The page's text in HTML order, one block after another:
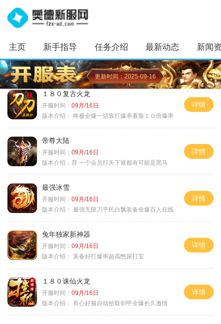
主页 新手指导 任务介绍 最新动态 新闻
更新时间：2025-09-16
１８０复古火龙
开服时间： 09月/16日
版本介绍： 终极全爆一切靠打爆率看脸１０倍爆率
详情
帝尊大陆
开服时间： 09月/16日
版本介绍： 荐 一个会员打天下谁都有可能是黑马
详情
最强冰雪
开服时间： 09月/16日
版本介绍： 最强无限刀平民白飘装备全爆百人在线
详情
兔年独家新神器
开服时间： 09月/16日
版本介绍： 装备好打爆率超高憋尿打宝
详情
１８０诛仙火龙
开服时间： 09月/16日
版本介绍：
良心好服自动拾取剑甲全爆长久激情
详情